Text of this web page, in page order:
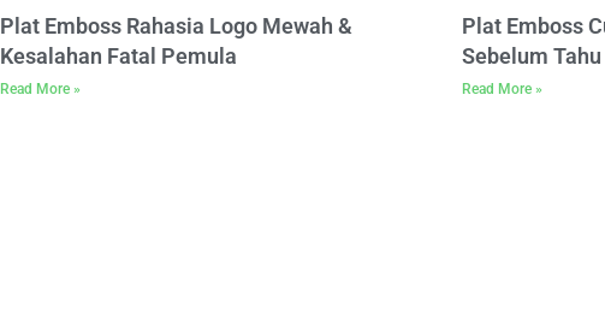
Plat Emboss Rahasia Logo Mewah &
Kesalahan Fatal Pemula
Read More »
Plat Emboss
Sebelum
Read More »